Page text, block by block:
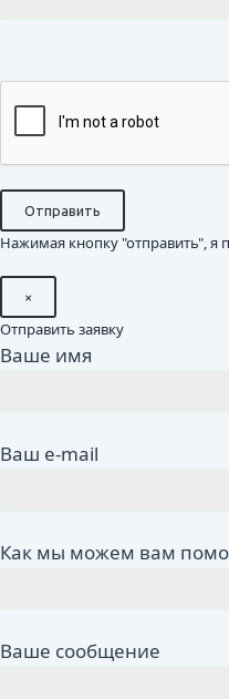
Нажимая кнопку "отправить", я
×
Отправить заявку
Ваше имя
Ваш e-mail
Как мы можем вам
Ваше сообщение